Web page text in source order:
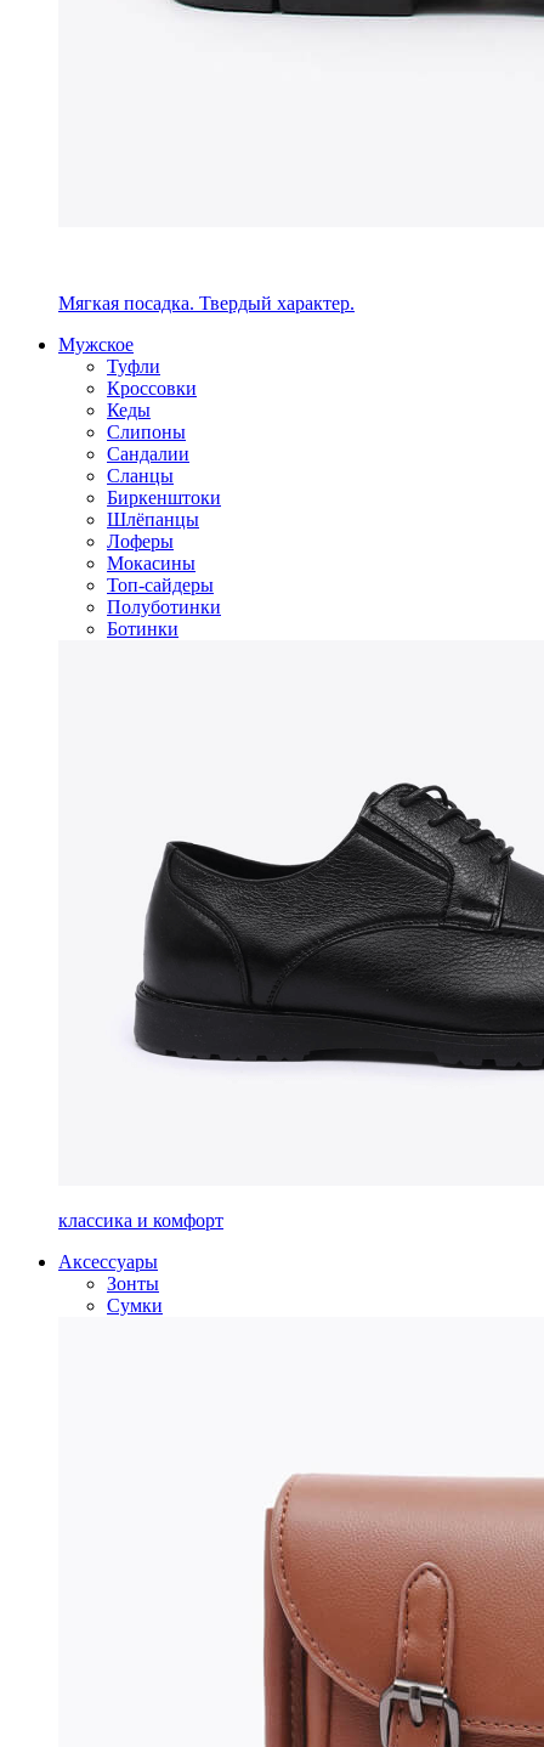
Мягкая посадка. Твердый характер.
Мужское
Туфли
Кроссовки
Кеды
Слипоны
Сандалии
Сланцы
Биркенштоки
Шлёпанцы
Лоферы
Мокасины
Топ-сайдеры
Полуботинки
Ботинки
классика и комфорт
Аксессуары
Зонты
Сумки